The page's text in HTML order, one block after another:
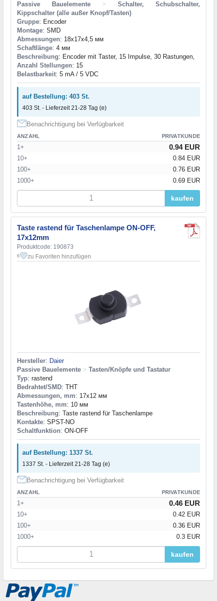
Passive Bauelemente
>
Schalter, Schubschalter,
Kippschalter (alle außer Knopf/Tasten)
Gruppe: Encoder
Montage: SMD
Abmessungen: 18x17x4,5 мм
Schaftlänge: 4 мм
Beschreibung: Encoder mit Taster, 15 Impulse, 30 Rastungen,
Anzahl Stellungen: 15
Belastbarkeit: 5 mA / 5 VDC
auf Bestellung: 403 St.
403 St. - Lieferzeit 21-28 Tag (e)
Benachrichtigung bei Verfügbarkeit
ANZAHL PRIVATKUNDE
1+ 0.94 EUR
10+
0.84 EUR
100+
0.76 EUR
1000+
0.69 EUR
kaufen
Taste rastend für Taschenlampe ON-OFF,
17x12mm
Produktcode: 190873
6 zu Favoriten hinzufügen
Hersteller: Daier
Passive Bauelemente > Tasten/Knöpfe und Tastatur
Typ: rastend
Bedrahtet/SMD: THT
Abmessungen, mm: 17x12 мм
Tastenhöhe, mm: 10 мм
Beschreibung: Taste rastend für Taschenlampe
Kontakte: SPST-NO
Schaltfunktion: ON-OFF
auf Bestellung: 1337 St.
1337 St. - Lieferzeit 21-28 Tag (e)
Benachrichtigung bei Verfügbarkeit
ANZAHL PRIVATKUNDE
1+ 0.46 EUR
10+
0.42 EUR
100+
0.36 EUR
1000+
0.3 EUR
kaufen